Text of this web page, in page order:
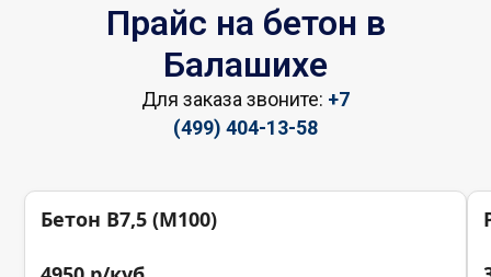
Прайс на бетон в
Балашихе
Для заказа звоните: +7
(499) 404-13-58
Бетон B7,5 (M100)